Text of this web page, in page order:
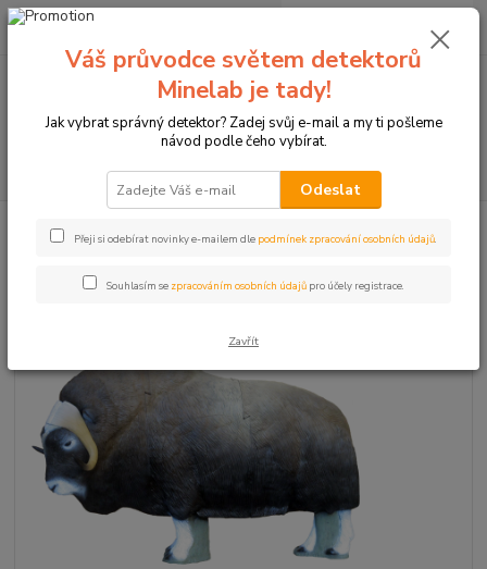
+420774877333
0 Kč
3D terč pižmoň
Váš průvodce světem detektorů
Minelab je tady!
Jak vybrat správný detektor? Zadej svůj e-mail a my ti pošleme
návod podle čeho vybírat.
Odeslat
Přeji si odebírat novinky e-mailem dle podmínek zpracování osobních údajů.
Souhlasím se zpracováním osobních údajů pro účely registrace.
Zavřít